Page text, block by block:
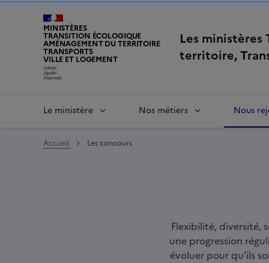
MINISTÈRES
TRANSITION ÉCOLOGIQUE
AMÉNAGEMENT DU TERRITOIRE
TRANSPORTS
VILLE ET LOGEMENT
Les
territoire,
Le ministère Nos métiers Nous
Accueil Les concours
Accroche
Flexibilité, diversité,
une progression
évoluer pour qu'ils